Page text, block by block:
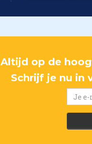
Altijd op de
Schrijf je nu in